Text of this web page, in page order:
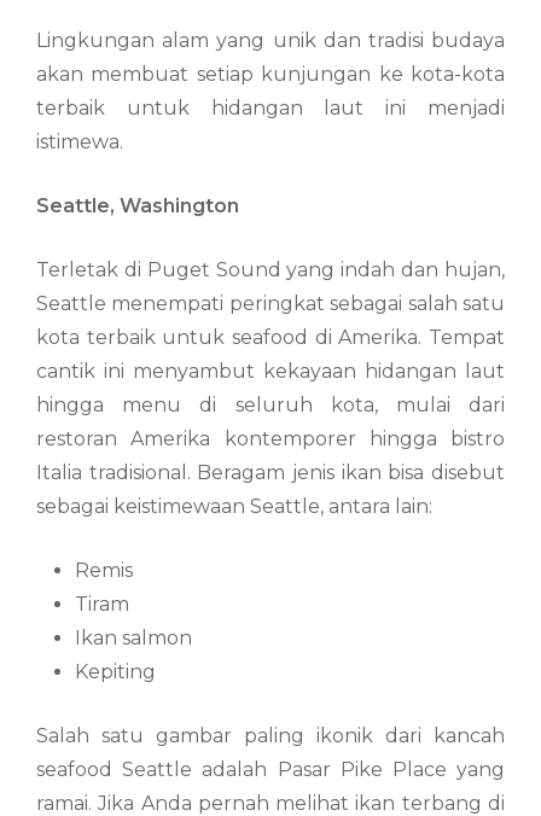
Lingkungan alam yang unik dan tradisi budaya
akan membuat setiap kunjungan ke kota-kota
terbaik untuk hidangan laut ini menjadi
istimewa.
Seattle, Washington
Terletak di Puget Sound yang indah dan hujan,
Seattle menempati peringkat sebagai salah satu
kota terbaik untuk seafood di Amerika. Tempat
cantik ini menyambut kekayaan hidangan laut
hingga menu di seluruh kota, mulai dari
restoran Amerika kontemporer hingga bistro
Italia tradisional. Beragam jenis ikan bisa disebut
sebagai keistimewaan Seattle, antara lain:
Remis
Tiram
Ikan salmon
Kepiting
Salah satu gambar paling ikonik dari kancah
seafood Seattle adalah Pasar Pike Place yang
ramai. Jika Anda pernah melihat ikan terbang di